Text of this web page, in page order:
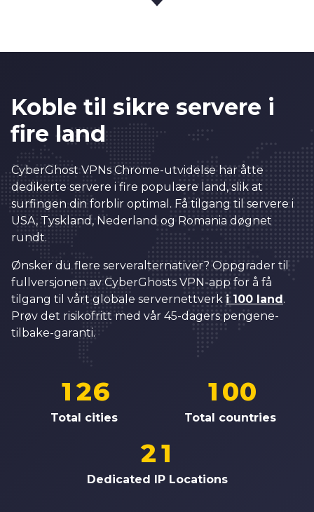
Koble til sikre servere i
fire land
CyberGhost VPNs Chrome-utvidelse har åtte
dedikerte servere i fire populære land, slik at
surfingen din forblir optimal. Få tilgang til servere i
USA, Tyskland, Nederland og Romania døgnet
rundt.
Ønsker du flere serveralternativer? Oppgrader til
fullversjonen av CyberGhosts VPN-app for å få
tilgang til vårt globale servernettverk i 100 land.
Prøv det risikofritt med vår 45-dagers pengene-
tilbake-garanti.
1
2
1
2
3
4
5
7
8
9
0
2
3
5
6
5
6
7
8
9
1
2
3
4
6
7
Total cities
1
2
4
5
1
2
3
5
6
7
0
1
4
9
1
2
3
5
6
7
0
1
Total countries
2
3
0
1
2
4
5
6
1
2
Dedicated IP Locations